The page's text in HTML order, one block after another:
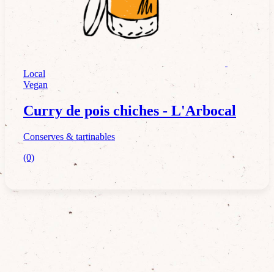
Local
Vegan
Curry de pois chiches - L'Arbocal
Conserves & tartinables
(0)
Conserves & tartinables